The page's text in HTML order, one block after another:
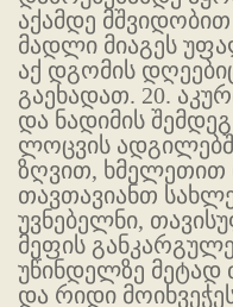
აქამდე
მადლი მიაგეს
აქ დგომის
გაეხადათ. 20.
და ნადიმის
ლოცვის
ზღვით, ხმელეთით
თავთავიანთ
უვნებელნი,
მეფის
უწინდელზე მეტად
და რიდი